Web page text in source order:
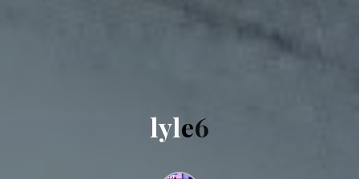
lyle6